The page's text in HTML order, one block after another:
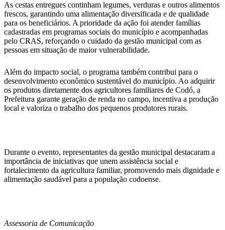
As cestas entregues continham legumes, verduras e outros alimentos
frescos, garantindo uma alimentação diversificada e de qualidade
para os beneficiários. A prioridade da ação foi atender famílias
cadastradas em programas sociais do município e acompanhadas
pelo CRAS, reforçando o cuidado da gestão municipal com as
pessoas em situação de maior vulnerabilidade.
Além do impacto social, o programa também contribui para o
desenvolvimento econômico sustentável do município. Ao adquirir
os produtos diretamente dos agricultores familiares de Codó, a
Prefeitura garante geração de renda no campo, incentiva a produção
local e valoriza o trabalho dos pequenos produtores rurais.
Durante o evento, representantes da gestão municipal destacaram a
importância de iniciativas que unem assistência social e
fortalecimento da agricultura familiar, promovendo mais dignidade e
alimentação saudável para a população codoense.
Assessoria de Comunicação